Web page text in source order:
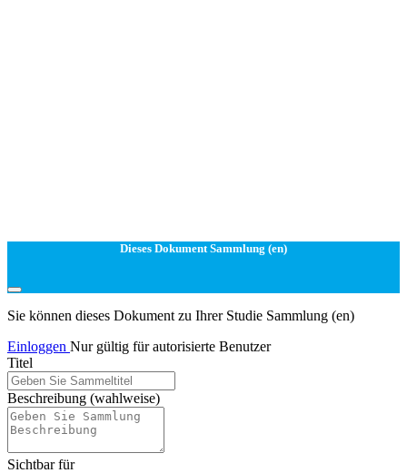
Dieses Dokument Sammlung (en)
Sie können dieses Dokument zu Ihrer Studie Sammlung (en)
Einloggen Nur gültig für autorisierte Benutzer
Titel
Beschreibung (wahlweise)
Sichtbar für